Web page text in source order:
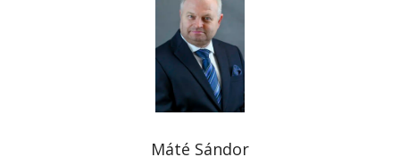
Máté Sándor